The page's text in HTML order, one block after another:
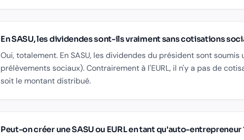
En SASU, les dividendes sont-ils vraiment sans cotisations
Oui, totalement. En SASU, les dividendes du président sont soumis
prélèvements sociaux). Contrairement à l'EURL, il n'y a pas de
soit le montant distribué.
Peut-on créer une SASU ou EURL en tant qu'auto-entrepreneur